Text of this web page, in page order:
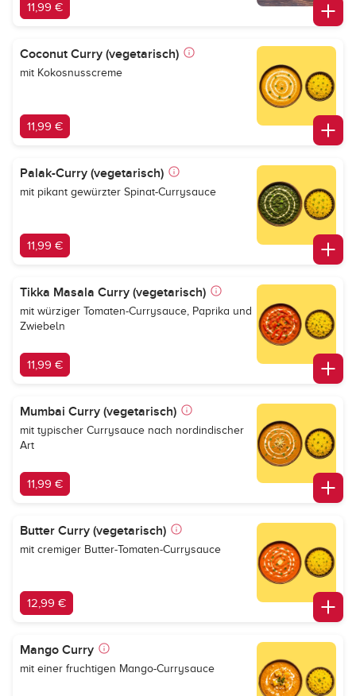
11,99 €
Coconut Curry (vegetarisch)
mit Kokosnusscreme
11,99 €
Palak-Curry (vegetarisch)
mit pikant gewürzter Spinat-Currysauce
11,99 €
Tikka Masala Curry (vegetarisch)
mit würziger Tomaten-Currysauce, Paprika und
Zwiebeln
11,99 €
Mumbai Curry (vegetarisch)
mit typischer Currysauce nach nordindischer
Art
11,99 €
Butter Curry (vegetarisch)
mit cremiger Butter-Tomaten-Currysauce
12,99 €
Mango Curry
mit einer fruchtigen Mango-Currysauce